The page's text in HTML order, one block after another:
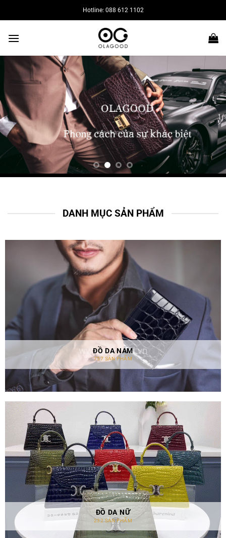
qua
dung
Hotline: 088 612 1102
DANH MỤC SẢN PHẨM
ĐỒ DA NAM
757 SẢN PHẨM
ĐỒ DA NỮ
232 SẢN PHẨM